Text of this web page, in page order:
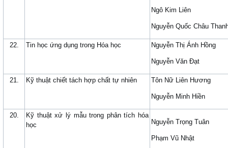
Ngô Kim Liên
Nguyễn Quốc Châu
22. Tin học ứng dụng trong Hóa học Nguyễn Thị Ánh Hồng
Nguyễn Văn Đạt
21. Kỹ thuật chiết tách hợp chất tự nhiên Tôn Nữ Liên Hương
Nguyễn Minh Hiền
20.
Kỹ thuật xử lý mẫu trong phân tích hóa
học
Nguyễn Trọng Tuân
Phạm Vũ Nhật